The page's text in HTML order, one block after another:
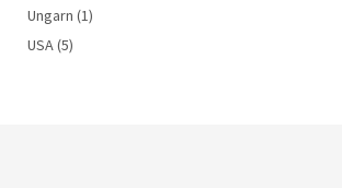
Ungarn (1)
USA(5)